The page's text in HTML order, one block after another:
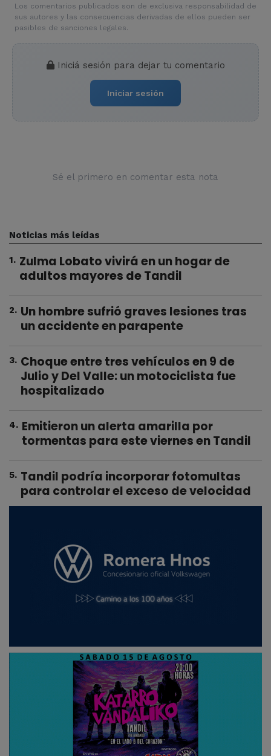
Los comentarios publicados son de exclusiva responsabilidad de
sus autores y las consecuencias derivadas de ellos pueden ser
pasibles de sanciones legales.
Iniciá sesión para dejar tu comentario
Iniciar sesión
Sé el primero en comentar esta nota
Noticias más leídas
1. Zulma Lobato vivirá en un hogar de
adultos mayores de Tandil
2. Un hombre sufrió graves lesiones tras
un accidente en parapente
3. Choque entre tres vehículos en 9 de
Julio y Del Valle: un motociclista fue
hospitalizado
4. Emitieron un alerta amarilla por
tormentas para este viernes en Tandil
5. Tandil podría incorporar fotomultas
para controlar el exceso de velocidad